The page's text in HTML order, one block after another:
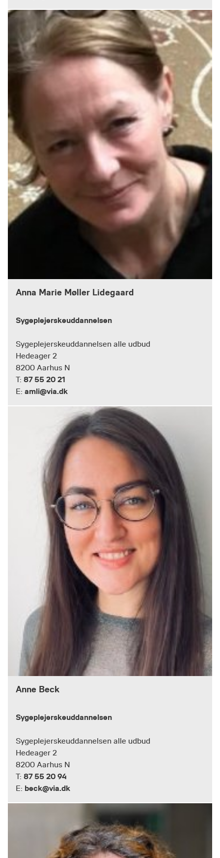
Anna Marie Møller Lidegaard
Sygeplejerskeuddannelsen
Sygeplejerskeuddannelsen alle udbud
Hedeager 2
8200 Aarhus N
T: 87 55 20 21
E: amli@via.dk
Anne Beck
Sygeplejerskeuddannelsen
Sygeplejerskeuddannelsen alle udbud
Hedeager 2
8200 Aarhus N
T: 87 55 20 94
E: beck@via.dk